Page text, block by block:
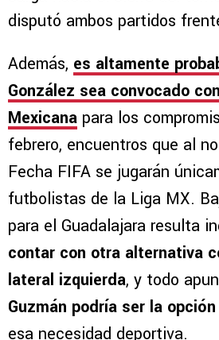
disputó ambos partidos
Además, es altamente
González sea convocado
Mexicana para los
febrero, encuentros que al
Fecha FIFA se jugarán
futbolistas de la Liga MX.
para el Guadalajara resulta
contar con otra alternativa
lateral izquierda, y todo
Guzmán podría ser la
esa necesidad deportiva.